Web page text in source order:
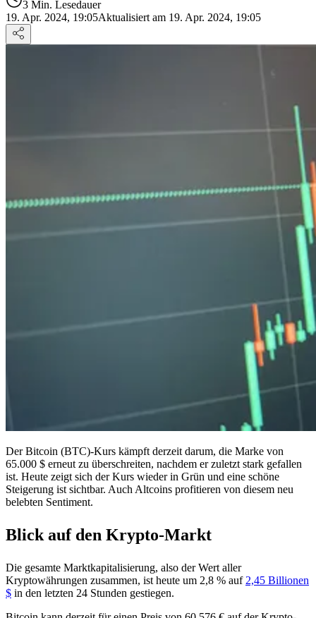
3 Min. Lesedauer
19. Apr. 2024, 19:05Aktualisiert am 19. Apr. 2024, 19:05
Der Bitcoin (BTC)-Kurs kämpft derzeit darum, die Marke von
65.000 $ erneut zu überschreiten, nachdem er zuletzt stark gefallen
ist. Heute zeigt sich der Kurs wieder in Grün und eine schöne
Steigerung ist sichtbar. Auch Altcoins profitieren von diesem neu
belebten Sentiment.
Blick auf den Krypto-Markt
Die gesamte Marktkapitalisierung, also der Wert aller
Kryptowährungen zusammen, ist heute um 2,8 % auf 2,45 Billionen
$ in den letzten 24 Stunden gestiegen.